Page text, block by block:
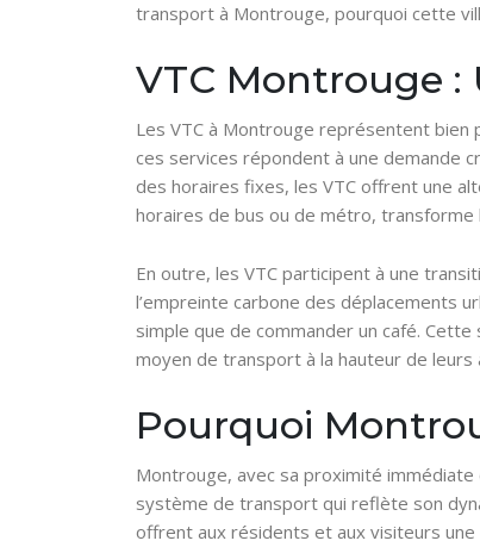
transport à Montrouge, pourquoi cette
VTC Montrouge
Les VTC à Montrouge représentent bien
ces services répondent à une demande
des horaires fixes, les VTC offrent une
horaires de bus ou de métro,
En outre, les VTC participent à une
l’empreinte carbone des déplacements
simple que de commander un café.
moyen de transport à la hauteur de leurs
Pourquoi
Montrouge, avec sa proximité
système de transport qui reflète son
offrent aux résidents et aux visiteurs